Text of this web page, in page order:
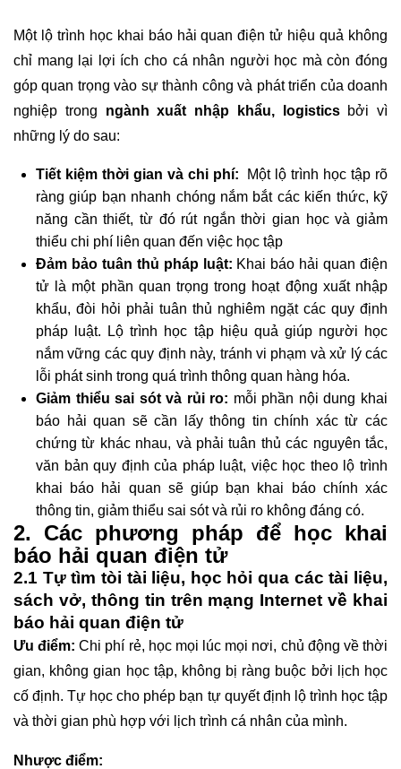
Một lộ trình học khai báo hải quan điện tử hiệu quả không
chỉ mang lại lợi ích cho cá nhân người học mà còn đóng
góp quan trọng vào sự thành công và phát triển của doanh
nghiệp trong ngành xuất nhập khẩu, logisticsbởi vì
những lý do sau:
Tiết kiệm thời gian và chi phí: Một lộ trình học tập rõ
ràng giúp bạn nhanh chóng nắm bắt các kiến thức, kỹ
năng cần thiết, từ đó rút ngắn thời gian học và giảm
thiểu chi phí liên quan đến việc học tập
Đảm bảo tuân thủ pháp luật: Khai báo hải quan điện
tử là một phần quan trọng trong hoạt động xuất nhập
khẩu, đòi hỏi phải tuân thủ nghiêm ngặt các quy định
pháp luật. Lộ trình học tập hiệu quả giúp người học
nắm vững các quy định này, tránh vi phạm và xử lý các
lỗi phát sinh trong quá trình thông quan hàng hóa.
Giảm thiểu sai sót và rủi ro: mỗi phần nội dung khai
báo hải quan sẽ cần lấy thông tin chính xác từ các
chứng từ khác nhau, và phải tuân thủ các nguyên tắc,
văn bản quy định của pháp luật, việc học theo lộ trình
khai báo hải quan sẽ giúp bạn khai báo chính xác
thông tin, giảm thiểu sai sót và rủi ro không đáng có.
2. Các phương pháp để học khai
báo hải quan điện tử
2.1 Tự tìm tòi tài liệu, học hỏi qua các tài liệu,
sách vở, thông tin trên mạng Internet về khai
báo hải quan điện tử
Ưu điểm: Chi phí rẻ, học mọi lúc mọi nơi, chủ động về thời
gian, không gian học tập, không bị ràng buộc bởi lịch học
cố định. Tự học cho phép bạn tự quyết định lộ trình học tập
và thời gian phù hợp với lịch trình cá nhân của mình.
Nhược điểm: